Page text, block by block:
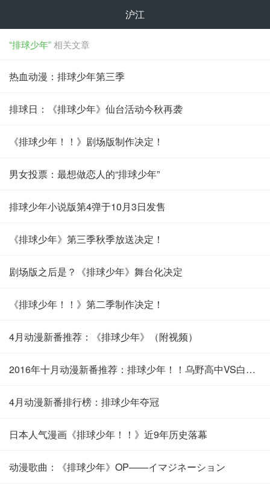
沪江
“排球少年”相关文章
热血动漫：排球少年第三季
排球日：《排球少年》仙台活动今秋再袭
《排球少年！！》剧场版制作决定！
男女投票：最想做恋人的“排球少年”
排球少年小说版第4弹于10月3日发售
《排球少年》第三季秋季放送决定！
剧场版之后是？《排球少年》舞台化决定
《排球少年！！》第二季制作决定！
4月动漫新番推荐：《排球少年》（附视频）
2016年十月动漫新番推荐：排球少年！！乌野高中VS白鸟泽学园
4月动漫新番排行榜：排球少年夺冠
日本人气漫画《排球少年！！》近9年历史落幕
动漫歌曲：《排球少年》OP——イマジネーション